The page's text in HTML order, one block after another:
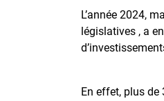
L’année 2024,
législatives , a
En effet, plus